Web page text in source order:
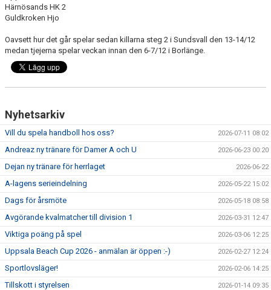
Härnösands HK 2
Guldkroken Hjo
Oavsett hur det går spelar sedan killarna steg 2 i Sundsvall den 13-14/12
medan tjejerna spelar veckan innan den 6-7/12 i Borlänge.
Nyhetsarkiv
Vill du spela handboll hos oss? 2026-07-11 08:02
Andreaz ny tränare för Damer A och U 2026-06-23 00:20
Dejan ny tränare för herrlaget 2026-06-22
A-lagens serieindelning 2026-05-22 15:02
Dags för årsmöte 2026-05-18 08:58
Avgörande kvalmatcher till division 1 2026-03-31 12:47
Viktiga poäng på spel 2026-03-06 12:25
Uppsala Beach Cup 2026 - anmälan är öppen :-) 2026-02-27 12:24
Sportlovsläger! 2026-02-06 14:25
Tillskott i styrelsen 2026-01-14 09:35